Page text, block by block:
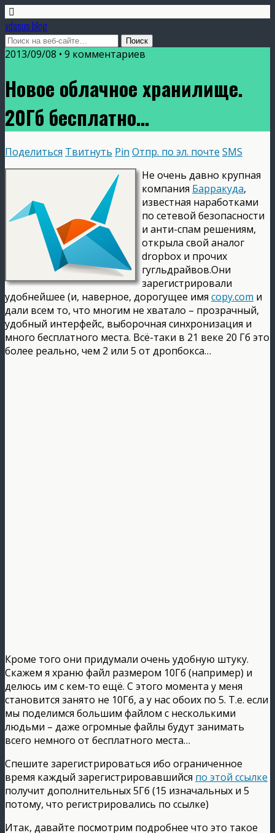
vdasus blog
2013/09/08 • 9 комментариев
Новое облачное хранилище.
20Гб бесплатно…
Поделиться Твитнуть Pin Отпр. по эл. почте SMS
Не очень давно крупная
компания Барракуда,
известная наработками
по сетевой безопасности
и анти-спам решениям,
открыла свой аналог
dropbox и прочих
гугльдрайвов.Они
зарегистрировали
удобнейшее (и, наверное, дорогущее имя copy.com и
дали всем то, что многим не хватало – прозрачный,
удобный интерфейс, выборочная синхронизация и
много бесплатного места. Всё-таки в 21 веке 20 Гб это
более реально, чем 2 или 5 от дропбокса…
Кроме того они придумали очень удобную штуку.
Скажем я храню файл размером 10Гб (например) и
делюсь им с кем-то ещё. С этого момента у меня
становится занято не 10Гб, а у нас обоих по 5. Т.е. если
мы поделимся большим файлом с несколькими
людьми – даже огромные файлы будут занимать
всего немного от бесплатного места…
Спешите зарегистрироваться ибо ограниченное
время каждый зарегистрировавшийся по этой ссылке
получит дополнительных 5Гб (15 изначальных и 5
потому, что регистрировались по ссылке)
Итак, давайте посмотрим подробнее что это такое